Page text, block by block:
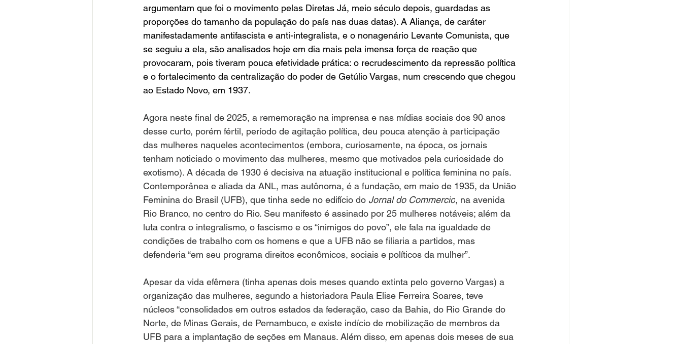
argumentam que foi o movimento pelas Diretas Já, meio século depois, guardadas as
proporções do tamanho da população do país nas duas datas). A Aliança, de caráter
manifestadamente antifascista e anti-integralista, e o nonagenário Levante Comunista, que
se seguiu a ela, são analisados hoje em dia mais pela imensa força de reação que
provocaram, pois tiveram pouca efetividade prática: o recrudescimento da repressão política
e o fortalecimento da centralização do poder de Getúlio Vargas, num crescendo que chegou
ao Estado Novo, em 1937.
Agora neste final de 2025, a rememoração na imprensa e nas mídias sociais dos 90 anos
desse curto, porém fértil, período de agitação política, deu pouca atenção à participação
das mulheres naqueles acontecimentos (embora, curiosamente, na época, os jornais
tenham noticiado o movimento das mulheres, mesmo que motivados pela curiosidade do
exotismo). A década de 1930 é decisiva na atuação institucional e política feminina no país.
Contemporânea e aliada da ANL, mas autônoma, é a fundação, em maio de 1935, da União
Feminina do Brasil (UFB), que tinha sede no edifício do Jornal do Commercio, na avenida
Rio Branco, no centro do Rio. Seu manifesto é assinado por 25 mulheres notáveis; além da
luta contra o integralismo, o fascismo e os “inimigos do povo”, ele fala na igualdade de
condições de trabalho com os homens e que a UFB não se filiaria a partidos, mas
defenderia “em seu programa direitos econômicos, sociais e políticos da mulher”.
Apesar da vida efêmera (tinha apenas dois meses quando extinta pelo governo Vargas) a
organização das mulheres, segundo a historiadora Paula Elise Ferreira Soares, teve
núcleos “consolidados em outros estados da federação, caso da Bahia, do Rio Grande do
Norte, de Minas Gerais, de Pernambuco, e existe indício de mobilização de membros da
UFB para a implantação de seções em Manaus. Além disso, em apenas dois meses de sua